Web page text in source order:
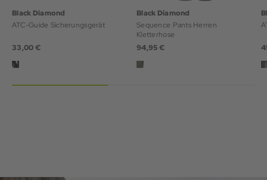
Black Diamond
ATC-Guide Sicherungsgerät
33,00 €
Black Diamond
Sequence Pants Herren
Kletterhose
94,95 €